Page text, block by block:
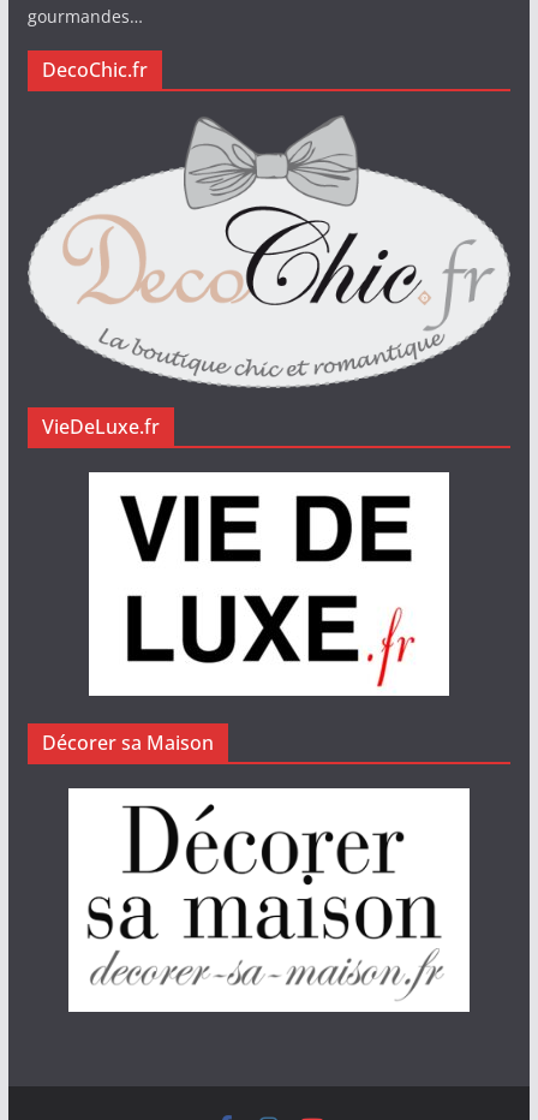
gourmandes…
DecoChic.fr
VieDeLuxe.fr
Décorer sa Maison